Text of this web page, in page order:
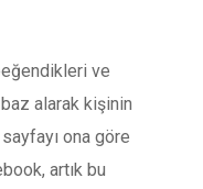
ve
baz alarak kişinin
ona göre
artık bu